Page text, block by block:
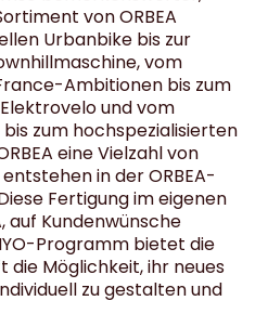
von ORBEA
Urbanbike bis zur
vom
Ambitionen bis zum
und vom
zum hochspezialisierten
eine Vielzahl von
in der ORBEA-
Fertigung im eigenen
auf Kundenwünsche
Programm bietet die
die Möglichkeit, ihr neues
zu gestalten und